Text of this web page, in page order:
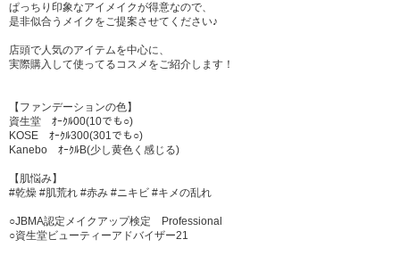
ぱっちり印象なアイメイクが得意なので、
是非似合うメイクをご提案させてください♪
店頭で人気のアイテムを中心に、
実際購入して使ってるコスメをご紹介します！
【ファンデーションの色】
資生堂 ｵｰｸﾙ00(10でも○)
KOSE ｵｰｸﾙ300(301でも○)
Kanebo ｵｰｸﾙB(少し黄色く感じる)
【肌悩み】
#乾燥 #肌荒れ #赤み #ニキビ #キメの乱れ
○JBMA認定メイクアップ検定 Professional
○資生堂ビューティーアドバイザー21